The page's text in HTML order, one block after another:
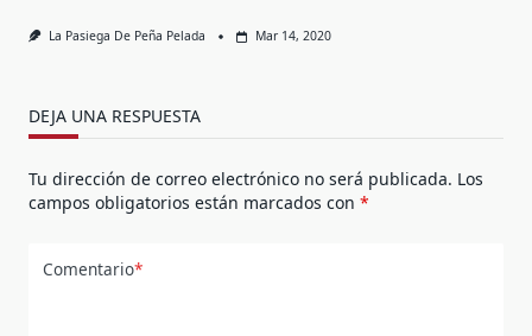
La Pasiega De Peña Pelada Mar 14, 2020
DEJA UNA RESPUESTA
Tu dirección de correo electrónico no será publicada. Los
campos obligatorios están marcados con *
Comentario*